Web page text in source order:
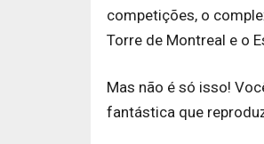
competições, o
Torre de Montreal e o
Mas não é só isso!
fantástica que